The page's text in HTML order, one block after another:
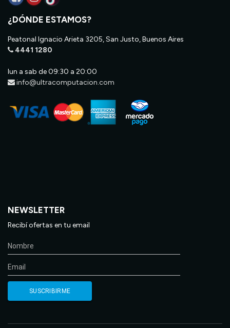
¿DÓNDE ESTAMOS?
Peatonal Ignacio Arieta 3205, San Justo, Buenos Aires
4441 1280
lun a sab de 09:30 a 20:00
info@ultracomputacion.com
NEWSLETTER
Recibí ofertas en tu email